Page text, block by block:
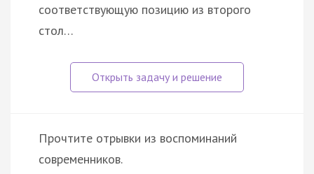
соответствующую позицию из второго
стол…
Прочтите отрывки из воспоминаний
современников.